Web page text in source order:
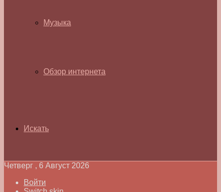
Музыка
Обзор интернета
Искать
Четверг , 6 Август 2026
Войти